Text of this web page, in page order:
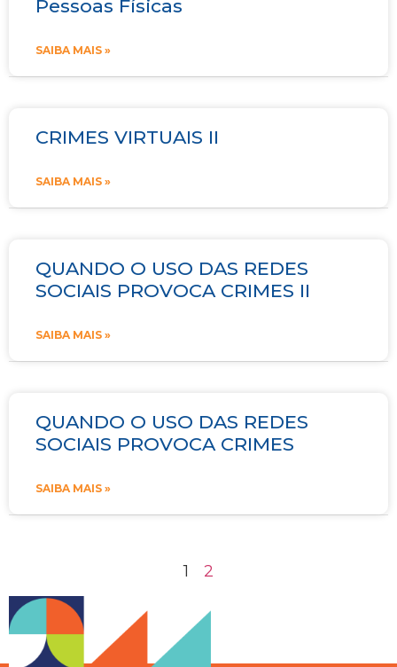
Pessoas Físicas
SAIBA MAIS »
CRIMES VIRTUAIS II
SAIBA MAIS »
QUANDO O USO DAS REDES
SOCIAIS PROVOCA CRIMES II
SAIBA MAIS »
QUANDO O USO DAS REDES
SOCIAIS PROVOCA CRIMES
SAIBA MAIS »
1 2